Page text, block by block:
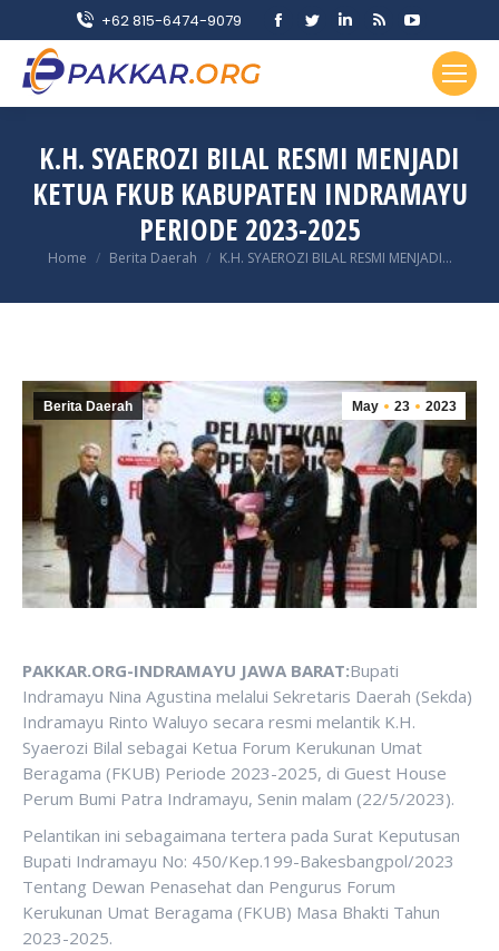
+62 815-6474-9079
Facebook
in
window
Twitter
in
window
Linkedin
in
window
Rss
opens
in
window
YouTube
page
opens
in
window
K.H. SYAEROZI BILAL RESMI MENJADI
KETUA FKUB KABUPATEN INDRAMAYU
PERIODE 2023-2025
You are here:
Home Berita Daerah K.H. SYAEROZI BILAL RESMI MENJADI…
May 23 2023
Berita Daerah
PAKKAR.ORG-INDRAMAYU JAWA BARAT:Bupati
Indramayu Nina Agustina melalui Sekretaris Daerah (Sekda)
Indramayu Rinto Waluyo secara resmi melantik K.H.
Syaerozi Bilal sebagai Ketua Forum Kerukunan Umat
Beragama (FKUB) Periode 2023-2025, di Guest House
Perum Bumi Patra Indramayu, Senin malam (22/5/2023).
Pelantikan ini sebagaimana tertera pada Surat Keputusan
Bupati Indramayu No: 450/Kep.199-Bakesbangpol/2023
Tentang Dewan Penasehat dan Pengurus Forum
Kerukunan Umat Beragama (FKUB) Masa Bhakti Tahun
2023-2025.